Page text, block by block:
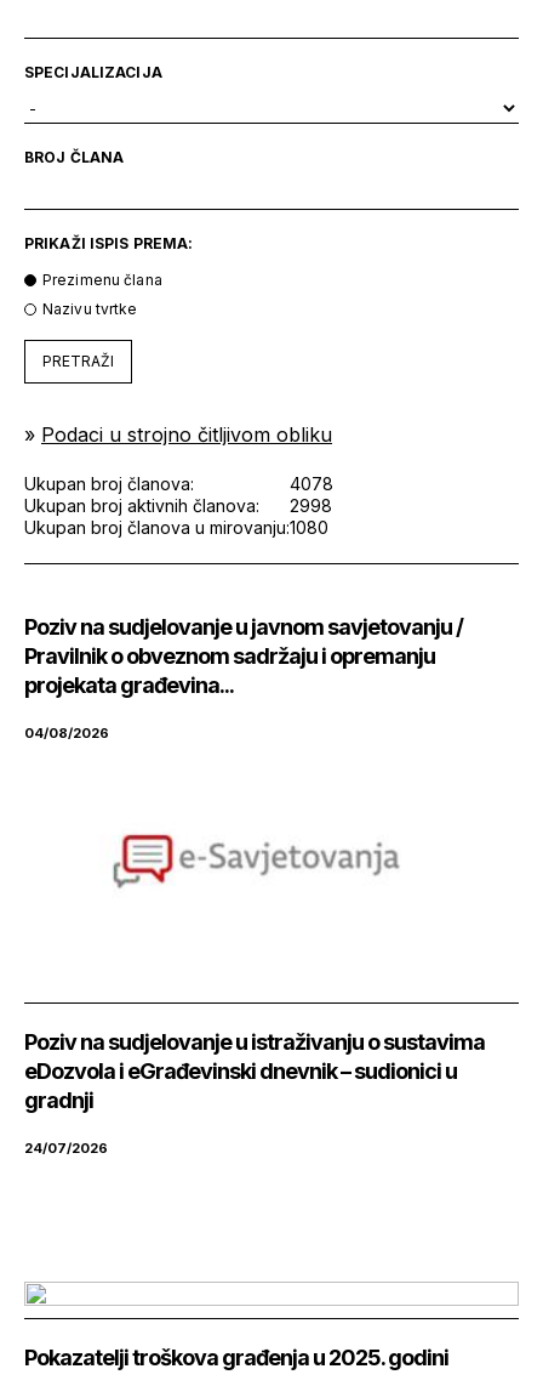
SPECIJALIZACIJA
BROJ ČLANA
PRIKAŽI ISPIS PREMA:
Prezimenu člana
Nazivu tvrtke
PRETRAŽI
» Podaci u strojno čitljivom obliku
Ukupan broj članova:
4078
Ukupan broj aktivnih članova:
2998
Ukupan broj članova u mirovanju:1080
Poziv na sudjelovanje u javnom savjetovanju /
Pravilnik o obveznom sadržaju i opremanju
projekata građevina...
04/08/2026
Poziv na sudjelovanje u istraživanju o sustavima
eDozvola i eGrađevinski dnevnik – sudionici u
gradnji
24/07/2026
Pokazatelji troškova građenja u 2025. godini